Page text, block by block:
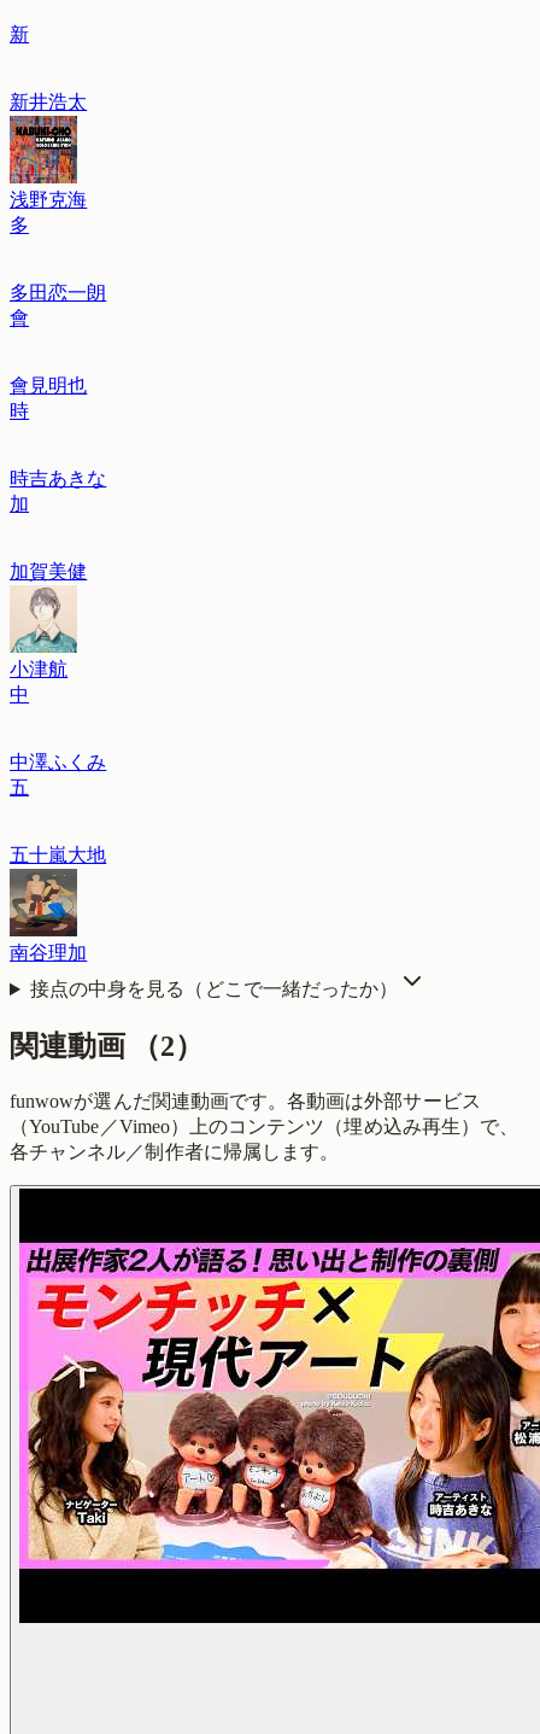
新
新井浩太
浅野克海
多
多田恋一朗
會
會見明也
時
時吉あきな
加
加賀美健
小津航
中
中澤ふくみ
五
五十嵐大地
南谷理加
接点の中身を見る（どこで一緒だったか）
関連動画 （2）
funwowが選んだ関連動画です。各動画は外部サービス
（YouTube／Vimeo）上のコンテンツ（埋め込み再生）で、
各チャンネル／制作者に帰属します。